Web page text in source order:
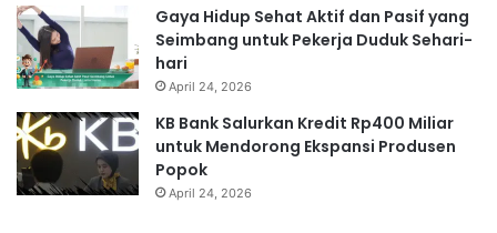
Gaya Hidup Sehat Aktif dan Pasif yang
Seimbang untuk Pekerja Duduk Sehari-
hari
April 24, 2026
KB Bank Salurkan Kredit Rp400 Miliar
untuk Mendorong Ekspansi Produsen
Popok
April 24, 2026